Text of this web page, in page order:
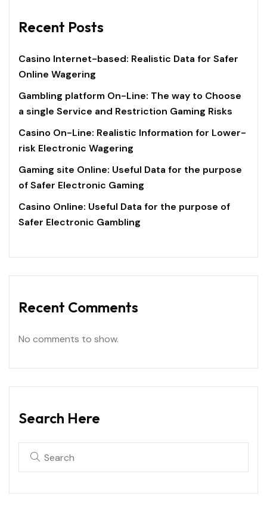
Recent Posts
Casino Internet-based: Realistic Data for Safer
Online Wagering
Gambling platform On-Line: The way to Choose
a single Service and Restriction Gaming Risks
Casino On-Line: Realistic Information for Lower-
risk Electronic Wagering
Gaming site Online: Useful Data for the purpose
of Safer Electronic Gaming
Casino Online: Useful Data for the purpose of
Safer Electronic Gambling
Recent Comments
No comments to show.
Search Here